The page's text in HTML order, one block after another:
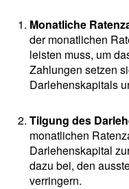
Monatliche
der monatlichen
leisten muss, um
Zahlungen setzen
Darlehenskapitals
Tilgung des
monatlichen
Darlehenskapital
dazu bei, den
verringern.